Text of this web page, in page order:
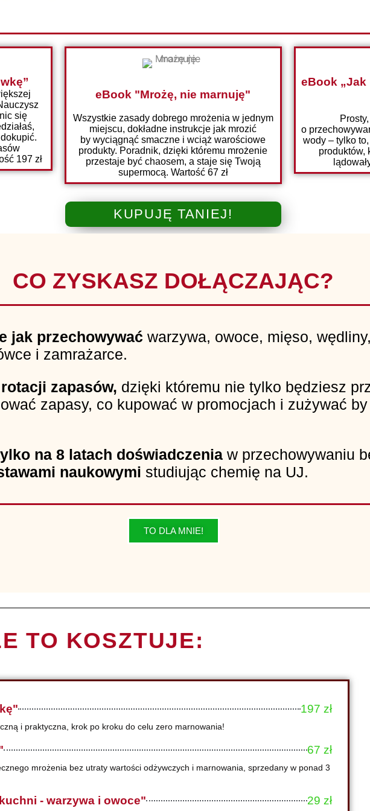
się
197 zł
eBook "Mrożę, nie marnuję"
Wszystkie zasady dobrego mrożenia w jednym
miejscu, dokładne instrukcje jak mrozić
by wyciągnąć smaczne i wciąż warościowe
produkty. Poradnik, dzięki któremu mrożenie
przestaje być chaosem, a staje się Twoją
supermocą. Wartość 67 zł
eBook
o
wody – tylko
produktów,
KUPUJĘ TANIEJ!
CO ZYSKASZ DOŁĄCZAJĄC?
jak przechowywać warzywa, owoce, mięso,
i zamrażarce.
zapasów, dzięki któremu nie tylko będziesz
zapasy, co kupować w promocjach i zużywać
na 8 latach doświadczenia w przechowywaniu
naukowymi studiując chemię na UJ.
TO DLA MNIE!
TO KOSZTUJE:
197 zł
i praktyczna, krok po kroku do celu zero marnowania!
67 zł
mrożenia bez utraty wartości odżywczych i marnowania, sprzedany w ponad 3
- warzywa i owoce" 29 zł